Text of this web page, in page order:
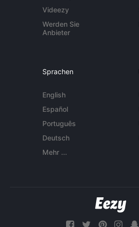
Videezy
Werden Sie
Anbieter
Sprachen
English
Español
Português
Deutsch
Mehr ...